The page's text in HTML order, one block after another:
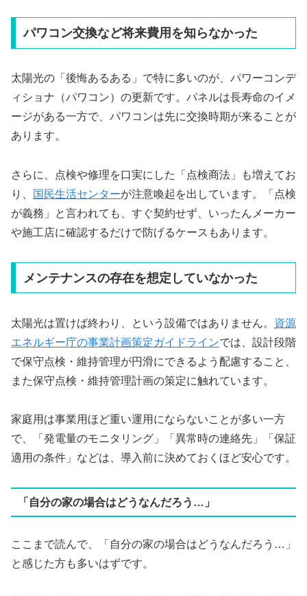
パワコン交換など将来費用を知らなかった
太陽光の「後悔あるある」で特に多いのが、パワーコンデ
ィショナ（パワコン）の更新です。パネルは長寿命のイメ
ージがある一方で、パワコンは先に交換時期が来ることが
あります。
さらに、点検や修理を口実にした「点検商法」も増えてお
り、
国民生活センターが注意喚起を出しています。「点検
が義務」と言われても、すぐ契約せず、いったんメーカー
や施工店に確認するだけで防げるケースもあります。
メンテナンスの存在を想定していなかった
太陽光は置けば終わり、という設備ではありません。 資源
エネルギー庁の事業計画策定ガイドラインでは、設計段階
で保守点検・維持管理が円滑にできるよう配慮すること、
また保守点検・維持管理計画の策定に触れています。
家庭用は事業用ほど重い運用にならないことが多い一方
で、「発電量のモニタリング」「異常時の連絡先」「保証
適用の条件」などは、導入前に決めておくほど安心です。
「自分の家の場合はどうなんだろう…」
ここまで読んで、「自分の家の場合はどうなんだろう…」
と感じた方も多いはずです。